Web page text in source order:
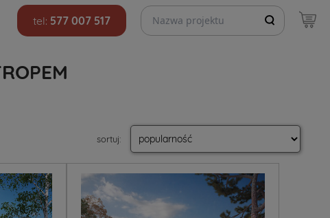
tel: 577 007 517
Szukaj projektów
sortuj: